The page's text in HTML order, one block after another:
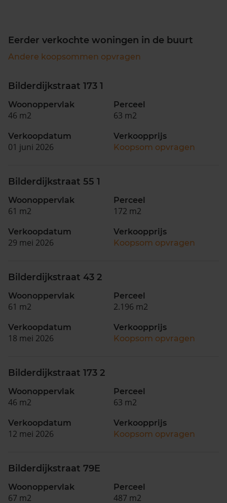
Eerder verkochte woningen in de buurt
Andere koopsommen opvragen
Bilderdijkstraat 173 1
Woonoppervlak
46 m2
Perceel
63 m2
Verkoopdatum
01 juni 2026
Verkoopprijs
Koopsom opvragen
Bilderdijkstraat 55 1
Woonoppervlak
61 m2
Perceel
172 m2
Verkoopdatum
29 mei 2026
Verkoopprijs
Koopsom opvragen
Bilderdijkstraat 43 2
Woonoppervlak
61 m2
Perceel
2.196 m2
Verkoopdatum
18 mei 2026
Verkoopprijs
Koopsom opvragen
Bilderdijkstraat 173 2
Woonoppervlak
46 m2
Perceel
63 m2
Verkoopdatum
12 mei 2026
Verkoopprijs
Koopsom opvragen
Bilderdijkstraat 79E
Woonoppervlak
67 m2
Perceel
487 m2